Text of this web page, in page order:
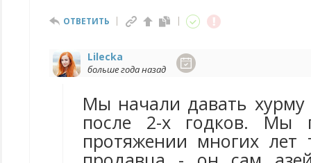
ОТВЕТИТЬ
Lilecka
больше года назад
Мы начали давать хурму
после 2-х годков. Мы
протяжении многих лет